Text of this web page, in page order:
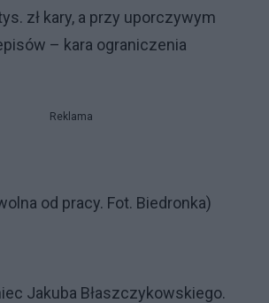
zł kary, a przy uporczywym
– kara ograniczenia
Reklama
od pracy. Fot. Biedronka)
Jakuba Błaszczykowskiego.